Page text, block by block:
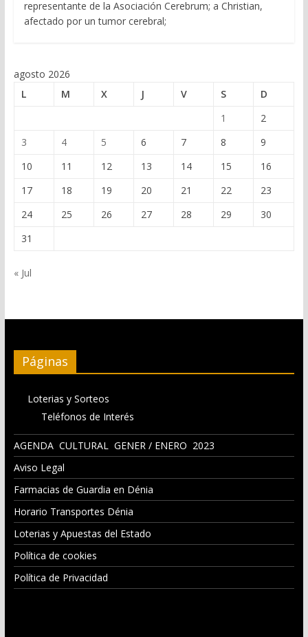
representante de la Asociación Cerebrum; a Christian,
afectado por un tumor cerebral;
agosto 2026
L
M X J V S
D
1
2
3
4 5 6 7 8
9
10
11 12 13 14 15
16
17
18 19 20 21 22
23
24
25 26 27 28 29
30
31
« Jul
Páginas
Loterias y Sorteos
Teléfonos de Interés
AGENDA CULTURAL GENER / ENERO 2023
Aviso Legal
Farmacias de Guardia en Dénia
Horario Transportes Dénia
Loterias y Apuestas del Estado
Política de cookies
Política de Privacidad